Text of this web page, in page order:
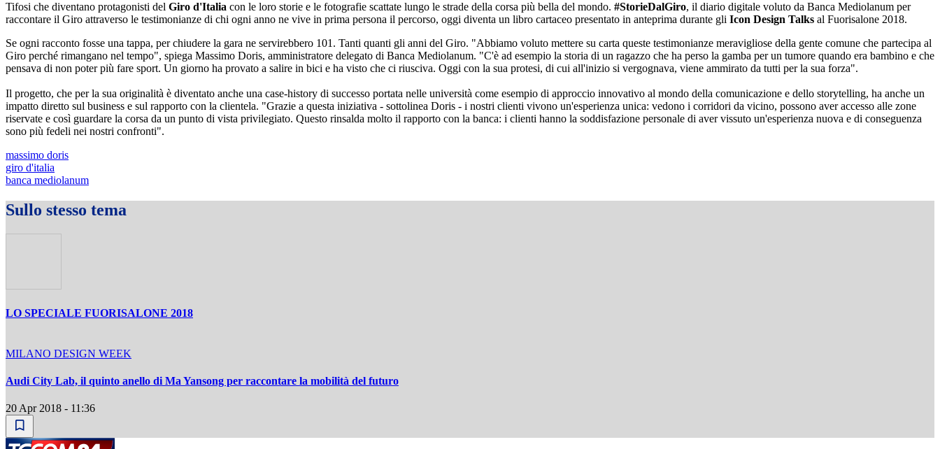
Tifosi che diventano protagonisti del Giro d'Italia con le loro storie e le fotografie scattate lungo le strade della corsa più bella del mondo. #StorieDalGiro, il diario digitale voluto da Banca Mediolanum per
raccontare il Giro attraverso le testimonianze di chi ogni anno ne vive in prima persona il percorso, oggi diventa un libro cartaceo presentato in anteprima durante gli Icon Design Talks al Fuorisalone 2018.
Se ogni racconto fosse una tappa, per chiudere la gara ne servirebbero 101. Tanti quanti gli anni del Giro. "Abbiamo voluto mettere su carta queste testimonianze meravigliose della gente comune che partecipa al
Giro perché rimangano nel tempo", spiega Massimo Doris, amministratore delegato di Banca Mediolanum. "C'è ad esempio la storia di un ragazzo che ha perso la gamba per un tumore quando era bambino e che
pensava di non poter più fare sport. Un giorno ha provato a salire in bici e ha visto che ci riusciva. Oggi con la sua protesi, di cui all'inizio si vergognava, viene ammirato da tutti per la sua forza".
Il progetto, che per la sua originalità è diventato anche una case-history di successo portata nelle università come esempio di approccio innovativo al mondo della comunicazione e dello storytelling, ha anche un
impatto diretto sul business e sul rapporto con la clientela. "Grazie a questa iniziativa - sottolinea Doris - i nostri clienti vivono un'esperienza unica: vedono i corridori da vicino, possono aver accesso alle zone
riservate e così guardare la corsa da un punto di vista privilegiato. Questo rinsalda molto il rapporto con la banca: i clienti hanno la soddisfazione personale di aver vissuto un'esperienza nuova e di conseguenza
sono più fedeli nei nostri confronti".
massimo doris
giro d'italia
banca mediolanum
Sullo stesso tema
LO SPECIALE FUORISALONE 2018
MILANO DESIGN WEEK
Audi City Lab, il quinto anello di Ma Yansong per raccontare la mobilità del futuro
20 Apr 2018 - 11:36